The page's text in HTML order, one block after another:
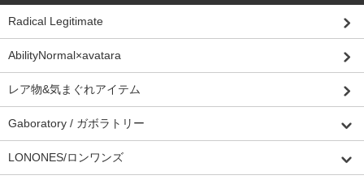
Radical Legitimate
AbilityNormal×avatara
レア物&気まぐれアイテム
Gaboratory / ガボラトリー
LONONES/ロンワンズ